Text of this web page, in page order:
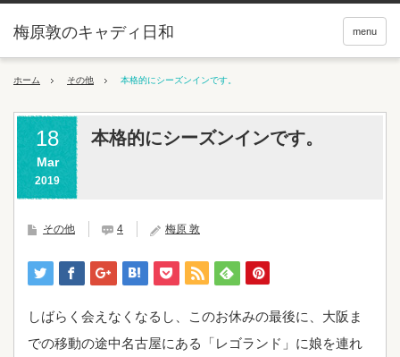
menu
梅原敦のキャディ日和
ホーム その他 本格的にシーズンインです。
18
Mar
2019
本格的にシーズンインです。
その他 4 梅原 敦
しばらく会えなくなるし、このお休みの最後に、大阪ま
での移動の途中名古屋にある「レゴランド」に娘を連れ